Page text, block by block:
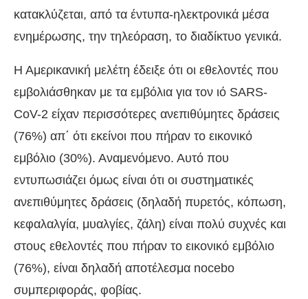
κατακλύζεται, από τα έντυπα-ηλεκτρονικά μέσα
ενημέρωσης, την τηλεόραση, το διαδίκτυο γενικά.
Η Αμερικανική μελέτη έδειξε ότι οι εθελοντές που
εμβολιάσθηκαν με τα εμβόλια για τον ιό SARS-
CoV-2 είχαν περισσότερες ανεπιθύμητες δράσεις
(76%) απ΄ ότι εκείνοι που πήραν το εικονικό
εμβόλιο (30%). Αναμενόμενο. Αυτό που
εντυπωσιάζει όμως είναι ότι οι συστηματικές
ανεπιθύμητες δράσεις (δηλαδή πυρετός, κόπωση,
κεφαλαλγία, μυαλγίες, ζάλη) είναι πολύ συχνές και
στους εθελοντές που πήραν το εικονικό εμβόλιο
(76%), είναι δηλαδή αποτέλεσμα nocebo
συμπεριφοράς, φοβίας.